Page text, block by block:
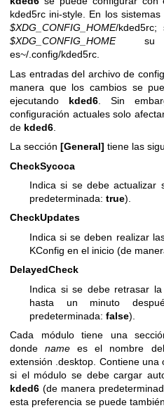
kded5rc ini-style. En los
$XDG_CONFIG_HOME/
$XDG_CONFIG_HOMEsu
es~/.config/kded5rc.
Las entradas del archivo de
manera que los cambios se
ejecutando kded6. Sin
configuración actuales solo
de kded6
La sección [General] tiene las
CheckSycoca
Indica si se debe actualizar
predeterminada: true).
CheckUpdates
Indica si se deben realizar
KConfig en el inicio (de
DelayedCheck
Indica si se debe retrasar
hasta un minuto
predeterminada: false).
Cada módulo tiene una
dondename es el nombre
extensión .desktop. Contiene una
si el módulo se debe cargar
kded6 (de manera
esta preferencia se puede